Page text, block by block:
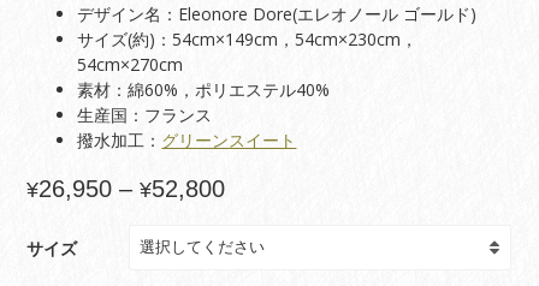
デザイン名：Eleonore Dore(エレオノール ゴールド)
サイズ(約)：54cm×149cm，54cm×230cm，
54cm×270cm
素材：綿60%，ポリエステル40%
生産国：フランス
撥水加工： グリーンスイート
¥26,950 –¥52,800価
¥26,950
サイズ